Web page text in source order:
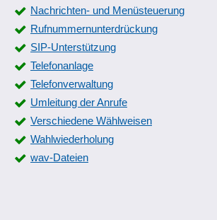
Nachrichten- und Menüsteuerung
Rufnummernunterdrückung
SIP-Unterstützung
Telefonanlage
Telefonverwaltung
Umleitung der Anrufe
Verschiedene Wählweisen
Wahlwiederholung
wav-Dateien